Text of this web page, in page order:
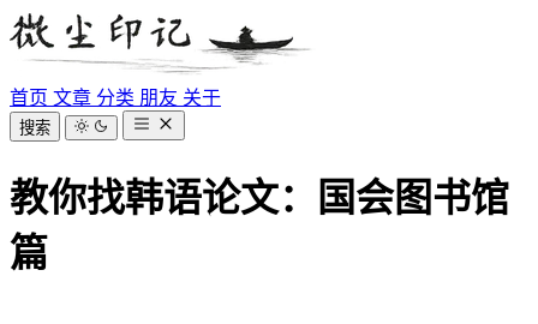
首页 文章 分类 朋友 关于
搜索
教你找韩语论文：国会图书馆
篇